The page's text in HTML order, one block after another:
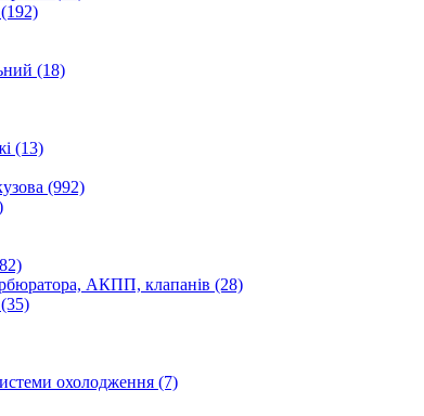
(18)
(13)
(992)
АКПП, клапанів (28)
охолодження (7)